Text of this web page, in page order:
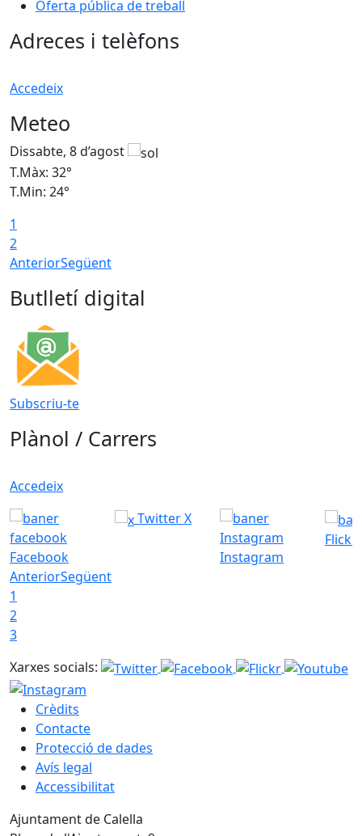
Oferta pública de treball
Adreces i telèfons
Accedeix
Meteo
Dissabte, 8 d’agost
T.Màx: 32°
T.Min: 24°
1
2
AnteriorSegüent
Butlletí digital
Subscriu-te
Plànol / Carrers
Accedeix
Facebook
Twitter X
Instagram
Flickr
AnteriorSegüent
1
2
3
Xarxes socials:
Crèdits
Contacte
Protecció de dades
Avís legal
Accessibilitat
Ajuntament de Calella